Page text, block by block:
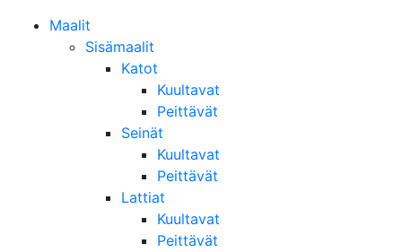
Maalit
Sisämaalit
Katot
Kuultavat
Peittävät
Seinät
Kuultavat
Peittävät
Lattiat
Kuultavat
Peittävät